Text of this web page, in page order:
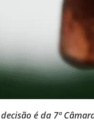
é da 7ª